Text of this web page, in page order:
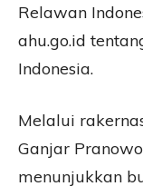
Relawan
ahu.go.id
Indonesia.
Melalui
Ganjar
menunjukkan